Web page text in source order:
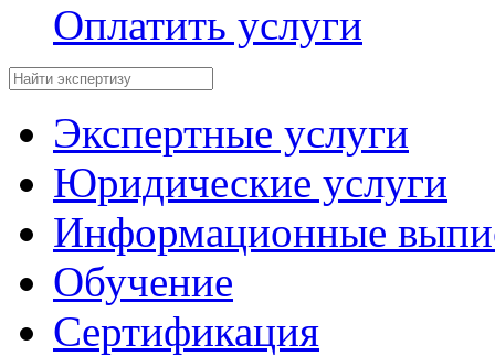
Оплатить услуги
Экспертные услуги
Юридические услуги
Информационные
Обучение
Сертификация